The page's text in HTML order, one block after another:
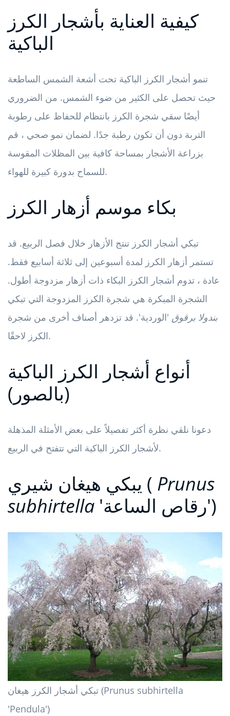
كيفية العناية بأشجار الكرز
الباكية
تنمو أشجار الكرز الباكية تحت أشعة الشمس الساطعة
حيث تحصل على الكثير من ضوء الشمس. من الضروري
أيضًا سقي شجرة الكرز بانتظام للحفاظ على رطوبة
التربة دون أن تكون رطبة جدًا. لضمان نمو صحي ، قم
بزراعة الأشجار بمساحة كافية بين المظلات المقوسة
للسماح بدورة كبيرة للهواء.
بكاء موسم أزهار الكرز
تبكي أشجار الكرز تنتج الأزهار خلال فصل الربيع. قد
تستمر أزهار الكرز لمدة أسبوعين إلى ثلاثة أسابيع فقط.
عادة ، تدوم أشجار الكرز البكاء ذات أزهار مزدوجة أطول.
الشجرة المبكرة هي شجرة الكرز المزدوجة التي تبكي
بندولا برقوق 'الوردية'. قد تزدهر أصناف أخرى من شجرة
الكرز لاحقًا.
أنواع أشجار الكرز الباكية
(بالصور)
دعونا نلقي نظرة أكثر تفصيلاً على بعض الأمثلة المذهلة
لأشجار الكرز الباكية التي تتفتح في الربيع.
يبكي هيغان شيري ( Prunus
subhirtella
'رقاص الساعة')
تبكي أشجار الكرز هيغان (Prunus subhirtella
'Pendula')